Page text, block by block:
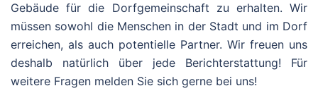
Gebäude für die Dorfgemeinschaft zu erhalten. Wir
müssen sowohl die Menschen in der Stadt und im Dorf
erreichen, als auch potentielle Partner. Wir freuen uns
deshalb natürlich über jede Berichterstattung! Für
weitere Fragen melden Sie sich gerne bei uns!